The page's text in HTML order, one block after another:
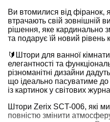
Ви втомилися від фіранок,
втрачають свій зовнішній
рішення, яке кардинально
та подарує їй новий
🔰Штори для ванної
елегантності та
різноманітні дизайни
що ідеально пасуватиме до
із картинок у світових
Штори Zerix SCT-006, які
повністю змінити